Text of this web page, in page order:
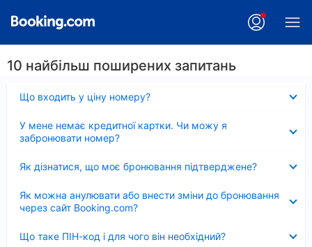
10 найбільш поширених запитань
Що входить у ціну номеру?
У мене немає кредитної картки. Чи можу я
забронювати номер?
Як дізнатися, що моє бронювання підтверджене?
Як можна анулювати або внести зміни до бронювання
через сайт Booking.com?
Що таке ПІН-код і для чого він необхідний?